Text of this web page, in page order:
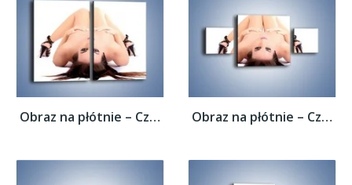
Obraz na płótnie – Czarne szpilki i ciemne... Obraz na płótnie – Czarne szpilki i ciemne...